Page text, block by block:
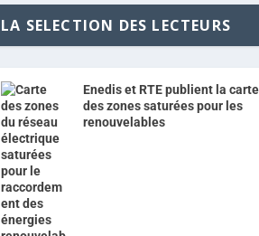
LA SELECTION DES LECTEURS
Enedis et RTE publient la carte
des zones saturées pour les
renouvelables